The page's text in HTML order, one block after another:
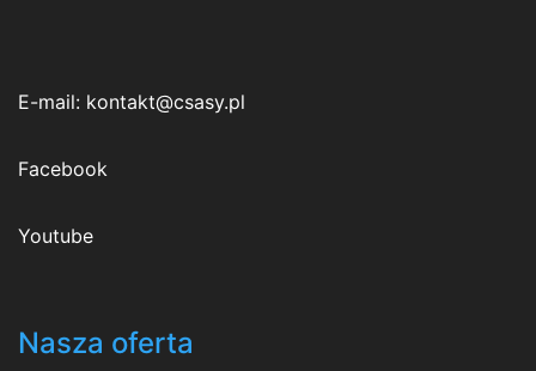
E-mail: kontakt@csasy.pl
Facebook
Youtube
Nasza oferta